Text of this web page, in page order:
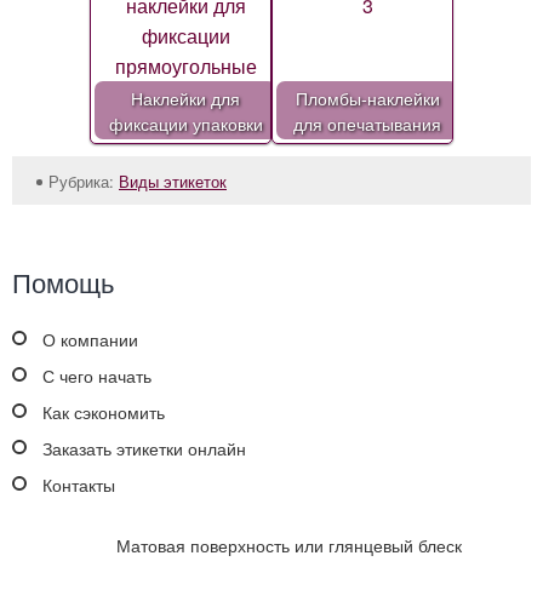
Наклейки для
фиксации упаковки
Пломбы-наклейки
для опечатывания
Рубрика: Виды этикеток
Помощь
О компании
С чего начать
Как сэкономить
Заказать этикетки онлайн
Контакты
Матовая поверхность или глянцевый блеск